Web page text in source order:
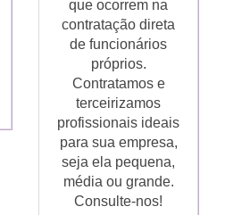
que ocorrem na
contratação direta
de funcionários
próprios.
Contratamos e
terceirizamos
profissionais ideais
para sua empresa,
seja ela pequena,
média ou grande.
Consulte-nos!